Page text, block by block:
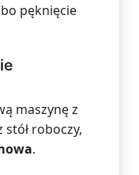
pęknięcie
maszynę z
stół roboczy,
.